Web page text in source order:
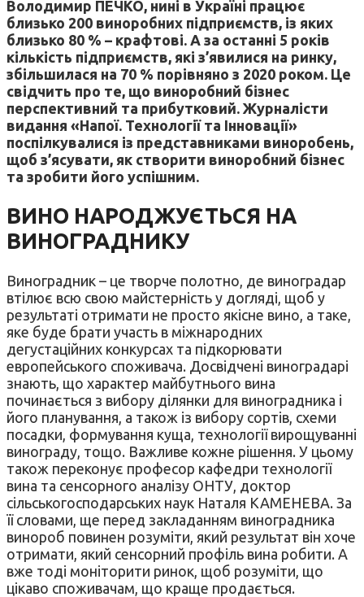
Володимир ПЕЧКО, нині в Україні працює
близько 200 виноробних підприємств, із яких
близько 80 % – крафтові. А за останні 5 років
кількість підприємств, які з’явилися на ринку,
збільшилася на 70 % порівняно з 2020 роком. Це
свідчить про те, що виноробний бізнес
перспективний та прибутковий. Журналісти
видання «Напої. Технології та Інновації»
поспілкувалися із представниками виноробень,
щоб з’ясувати, як створити виноробний бізнес
та зробити його успішним.
ВИНО НАРОДЖУЄТЬСЯ НА
ВИНОГРАДНИКУ
Виноградник – це творче полотно, де виноградар
втілює всю свою майстерність у догляді, щоб у
результаті отримати не просто якісне вино, а таке,
яке буде брати участь в міжнародних
дегустаційних конкурсах та підкорювати
европейського споживача. Досвідчені виноградарі
знають, що характер майбутнього вина
починається з вибору ділянки для виноградника і
його планування, а також із вибору сортів, схеми
посадки, формування куща, технології вирощуванні
винограду, тощо. Важливе кожне рішення. У цьому
також переконує професор кафедри технології
вина та сенсорного аналізу ОНТУ, доктор
сільськогосподарських наук Наталя КАМЕНЕВА. За
її словами, ще перед закладанням виноградника
винороб повинен розуміти, який результат він хоче
отримати, який сенсорний профіль вина робити. А
вже тоді моніторити ринок, щоб розуміти, що
цікаво споживачам, що краще продається.